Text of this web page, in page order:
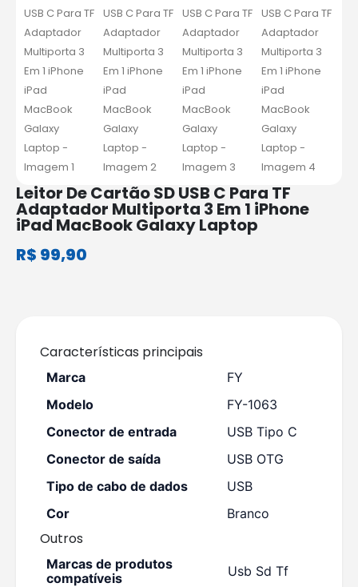
Leitor De Cartão SD USB C Para TF
Adaptador Multiporta 3 Em 1 iPhone
iPad MacBook Galaxy Laptop
R$ 99,90
Características principais
Marca
FY
Modelo
FY-1063
Conector de entrada
USB Tipo C
Conector de saída
USB OTG
Tipo de cabo de dados
USB
Cor
Branco
Outros
Marcas de produtos
compatíveis
Usb Sd Tf